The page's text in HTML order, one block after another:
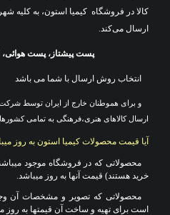
کالا در فروشگاه کیمیا استون، به کلیه
ارسال می‌کند
پست پیشتاز، پست هوائی،
انتخاب روش ارسال با شما می باشد
و برای هموطنان خارج از ایران توسط
ارسال کالاهای هنری،فرهنگی به تمامی
آیا قیمت محصولات کیمیا استون به روز
محصولاتی که در فروشگاه موجود
خرید هستند) قیمت آنها به روز میباشد
محصولاتی که تصویر و مشخصات آن
است برای تهیه و ساخت آن قیمتها به روز